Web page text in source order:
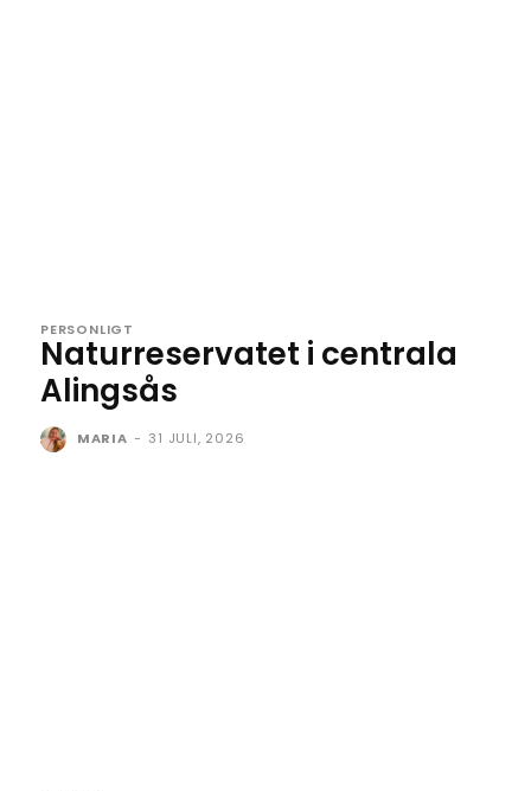
PERSONLIGT
Naturreservatet i centrala
Alingsås
MARIA - 31 JULI, 2026